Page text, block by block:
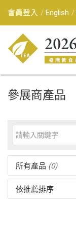
會員登入 English
參展商產品
所有產品 (0)
依推薦排序